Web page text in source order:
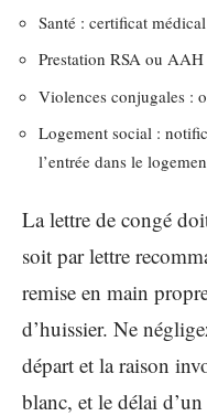
Santé : certificat
Prestation RSA ou
Violences conjugales :
Logement social :
l’entrée dans le
La lettre de congé
soit par lettre
remise en main
d’huissier. Ne
départ et la raison
blanc, et le délai